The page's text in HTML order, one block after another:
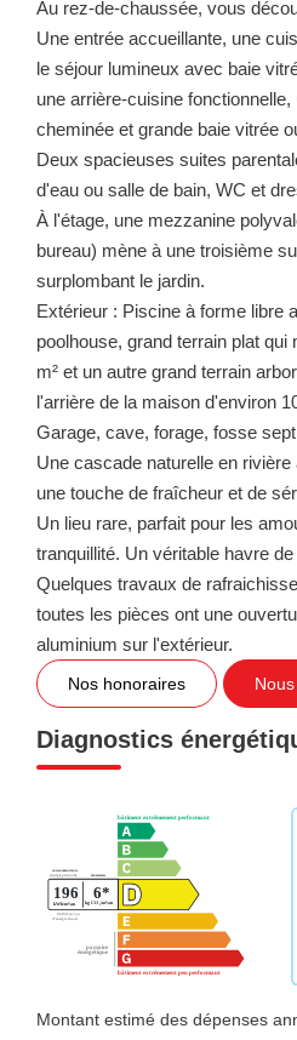
Au rez-de-chaussée, vous
Une entrée accueillante, une
le séjour lumineux avec baie
une arrière-cuisine
cheminée et grande baie vitrée
Deux spacieuses suites
d'eau ou salle de bain, WC et
À l'étage, une mezzanine
bureau) mène à une troisième
surplombant le jardin.
Extérieur : Piscine à forme libre
poolhouse, grand terrain plat qui
m² et un autre grand terrain
l'arrière de la maison d'environ
Garage, cave, forage, fosse
Une cascade naturelle en
une touche de fraîcheur et de
Un lieu rare, parfait pour les
tranquillité. Un véritable havre
Quelques travaux de
toutes les pièces ont une
aluminium sur l'extérieur.
Nos honoraires
Diagnostics
Montant estimé des dépenses